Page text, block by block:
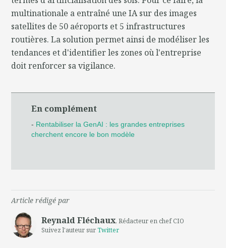
multinationale a entraîné une IA sur des images
satellites de 50 aéroports et 5 infrastructures
routières. La solution permet ainsi de modéliser les
tendances et d'identifier les zones où l'entreprise
doit renforcer sa vigilance.
En complément
- Rentabiliser la GenAI : les grandes entreprises
cherchent encore le bon modèle
Article rédigé par
Reynald Fléchaux, Rédacteur en chef CIO
Suivez l'auteur surTwitter